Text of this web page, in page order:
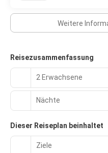
Weitere
Reisezusammenfassung
2 Erwachsene
Nächte
Dieser Reiseplan beinhaltet
Ziele